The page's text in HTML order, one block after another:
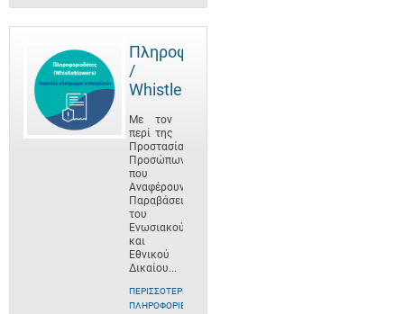
Πληροφοριοδότες
/
Whistleblowers
Με τον
περί της
Προστασίας
Προσώπων
που
Αναφέρουν
Παραβάσεις
του
Ενωσιακού
και
Εθνικού
Δικαίου...
ΠΕΡΙΣΣΌΤΕΡΕΣ
ΠΛΗΡΟΦΟΡΊΕΣ